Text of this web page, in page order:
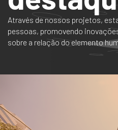
Através de nossos projetos,
pessoas, promovendo
sobre a relação do elemento